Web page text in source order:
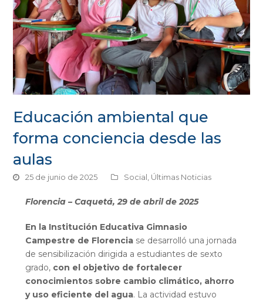
Educación ambiental que
forma conciencia desde las
aulas
25 de junio de 2025 Social, Últimas Noticias
Florencia – Caquetá, 29 de abril de 2025
En la Institución Educativa Gimnasio
Campestre de Florenciase desarrolló una jornada
de sensibilización dirigida a estudiantes de sexto
grado, con el objetivo de fortalecer
conocimientos sobre cambio climático, ahorro
y uso eficiente del agua. La actividad estuvo